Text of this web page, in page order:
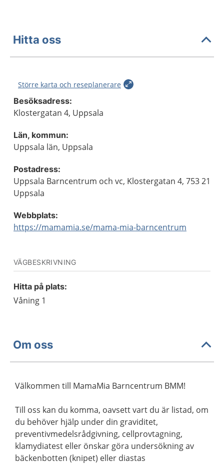
Hitta oss
Större karta och reseplanerare
Besöksadress:
Klostergatan 4, Uppsala
Län, kommun:
Uppsala län, Uppsala
Postadress:
Uppsala Barncentrum och vc, Klostergatan 4, 753 21
Uppsala
Webbplats:
https://mamamia.se/mama-mia-barncentrum
VÄGBESKRIVNING
Hitta på plats:
Våning 1
Om oss
Välkommen till MamaMia Barncentrum BMM!
Till oss kan du komma, oavsett vart du är listad, om
du behöver hjälp under din graviditet,
preventivmedelsrådgivning, cellprovtagning,
klamydiatest eller önskar göra undersökning av
bäckenbotten (knipet) eller diastas